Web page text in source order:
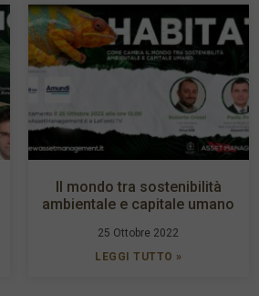
Il mondo tra sostenibilità
ambientale e capitale umano
25 Ottobre 2022
LEGGI TUTTO »